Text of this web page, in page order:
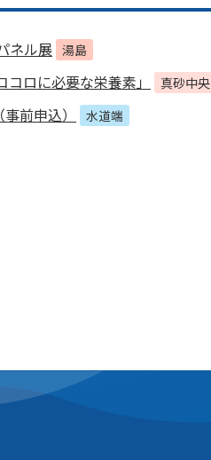
ネル展 湯島
ロに必要な栄養素」 真砂中央
前申込） 水道端